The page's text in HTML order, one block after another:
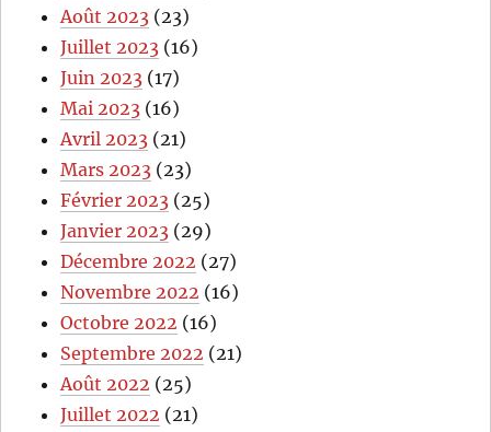
Août 2023 (23)
Juillet 2023 (16)
Juin 2023 (17)
Mai 2023 (16)
Avril 2023 (21)
Mars 2023 (23)
Février 2023 (25)
Janvier 2023 (29)
Décembre 2022 (27)
Novembre 2022 (16)
Octobre 2022 (16)
Septembre 2022 (21)
Août 2022 (25)
Juillet 2022 (21)